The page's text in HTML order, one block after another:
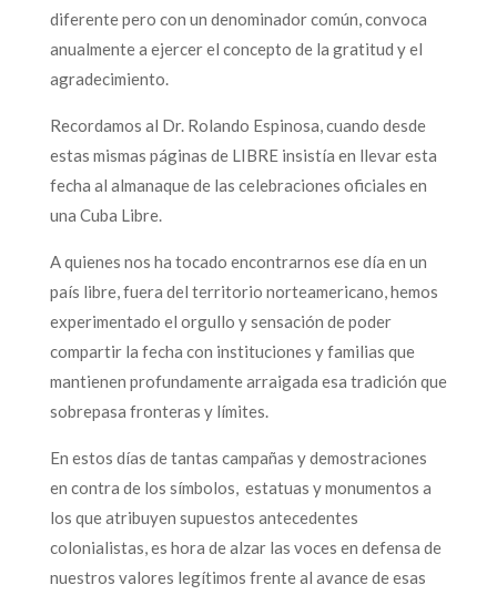
diferente pero con un denominador común, convoca
anualmente a ejercer el concepto de la gratitud y el
agradecimiento.
Recordamos al Dr. Rolando Espinosa, cuando desde
estas mismas páginas de LIBRE insistía en llevar esta
fecha al almanaque de las celebraciones oficiales en
una Cuba Libre.
A quienes nos ha tocado encontrarnos ese día en un
país libre, fuera del territorio norteamericano, hemos
experimentado el orgullo y sensación de poder
compartir la fecha con instituciones y familias que
mantienen profundamente arraigada esa tradición que
sobrepasa fronteras y límites.
En estos días de tantas campañas y demostraciones
en contra de los símbolos, estatuas y monumentos a
los que atribuyen supuestos antecedentes
colonialistas, es hora de alzar las voces en defensa de
nuestros valores legítimos frente al avance de esas